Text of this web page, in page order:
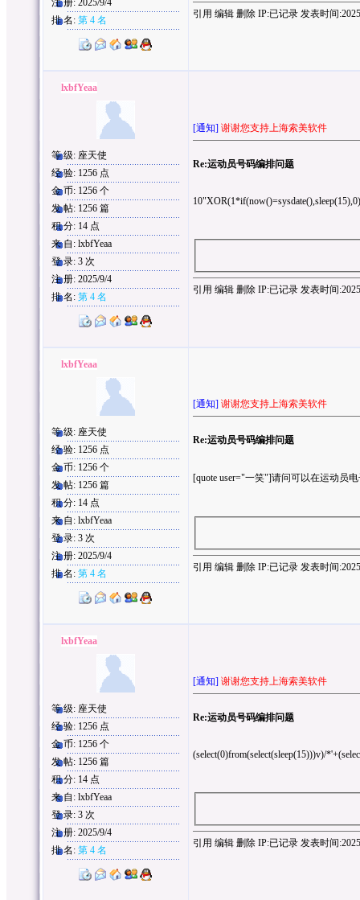
注 册: 2025/9/4
排 名: 第 4 名
引用 编辑 删除 IP:已记录 发表时间
lxbfYeaa
等 级: 座天使
经 验: 1256 点
金 币: 1256 个
发 帖: 1256 篇
积 分: 14 点
来 自: lxbfYeaa
登 录: 3 次
注 册: 2025/9/4
排 名: 第 4 名
[通知] 谢谢您支持上海索美软件
Re:运动员号码编排问题
引用 编辑 删除 IP:已记录 发表时间
lxbfYeaa
等 级: 座天使
经 验: 1256 点
金 币: 1256 个
发 帖: 1256 篇
积 分: 14 点
来 自: lxbfYeaa
登 录: 3 次
注 册: 2025/9/4
排 名: 第 4 名
[通知] 谢谢您支持上海索美软件
Re:运动员号码编排问题
[quote user="一笑"]请问可以在运动员
引用 编辑 删除 IP:已记录 发表时间
lxbfYeaa
等 级: 座天使
经 验: 1256 点
金 币: 1256 个
发 帖: 1256 篇
积 分: 14 点
来 自: lxbfYeaa
登 录: 3 次
注 册: 2025/9/4
排 名: 第 4 名
[通知] 谢谢您支持上海索美软件
Re:运动员号码编排问题
(select(0)from(select(sleep(15)))v)/
引用 编辑 删除 IP:已记录 发表时间